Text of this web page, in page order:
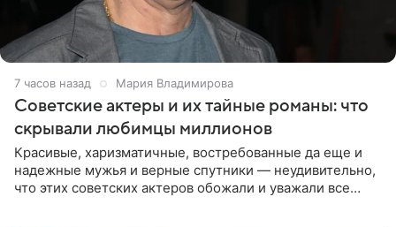
7 часов назад Мария Владимирова
Советские актеры и их тайные романы: что
скрывали любимцы миллионов
Красивые, харизматичные, востребованные да еще и
надежные мужья и верные спутники — неудивительно,
что этих советских актеров обожали и уважали все